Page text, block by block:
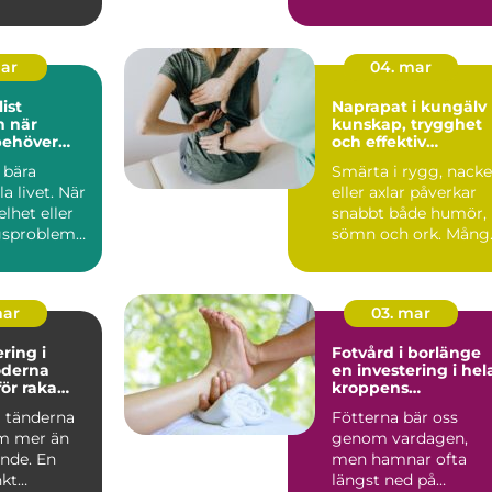
vil...
livet. När
eller
04. mar
Naprapat i kungälv
kunskap, trygghet
och effektiv
Smärta i rygg, nacke
eller axlar påverkar
snabbt både humör,
sömn och ork.
i
raka
mer än
En
03. mar
Fotvård i borlänge
en investering i
kroppens
Fötterna bär oss
genom vardagen,
men hamnar ofta
längst ned på